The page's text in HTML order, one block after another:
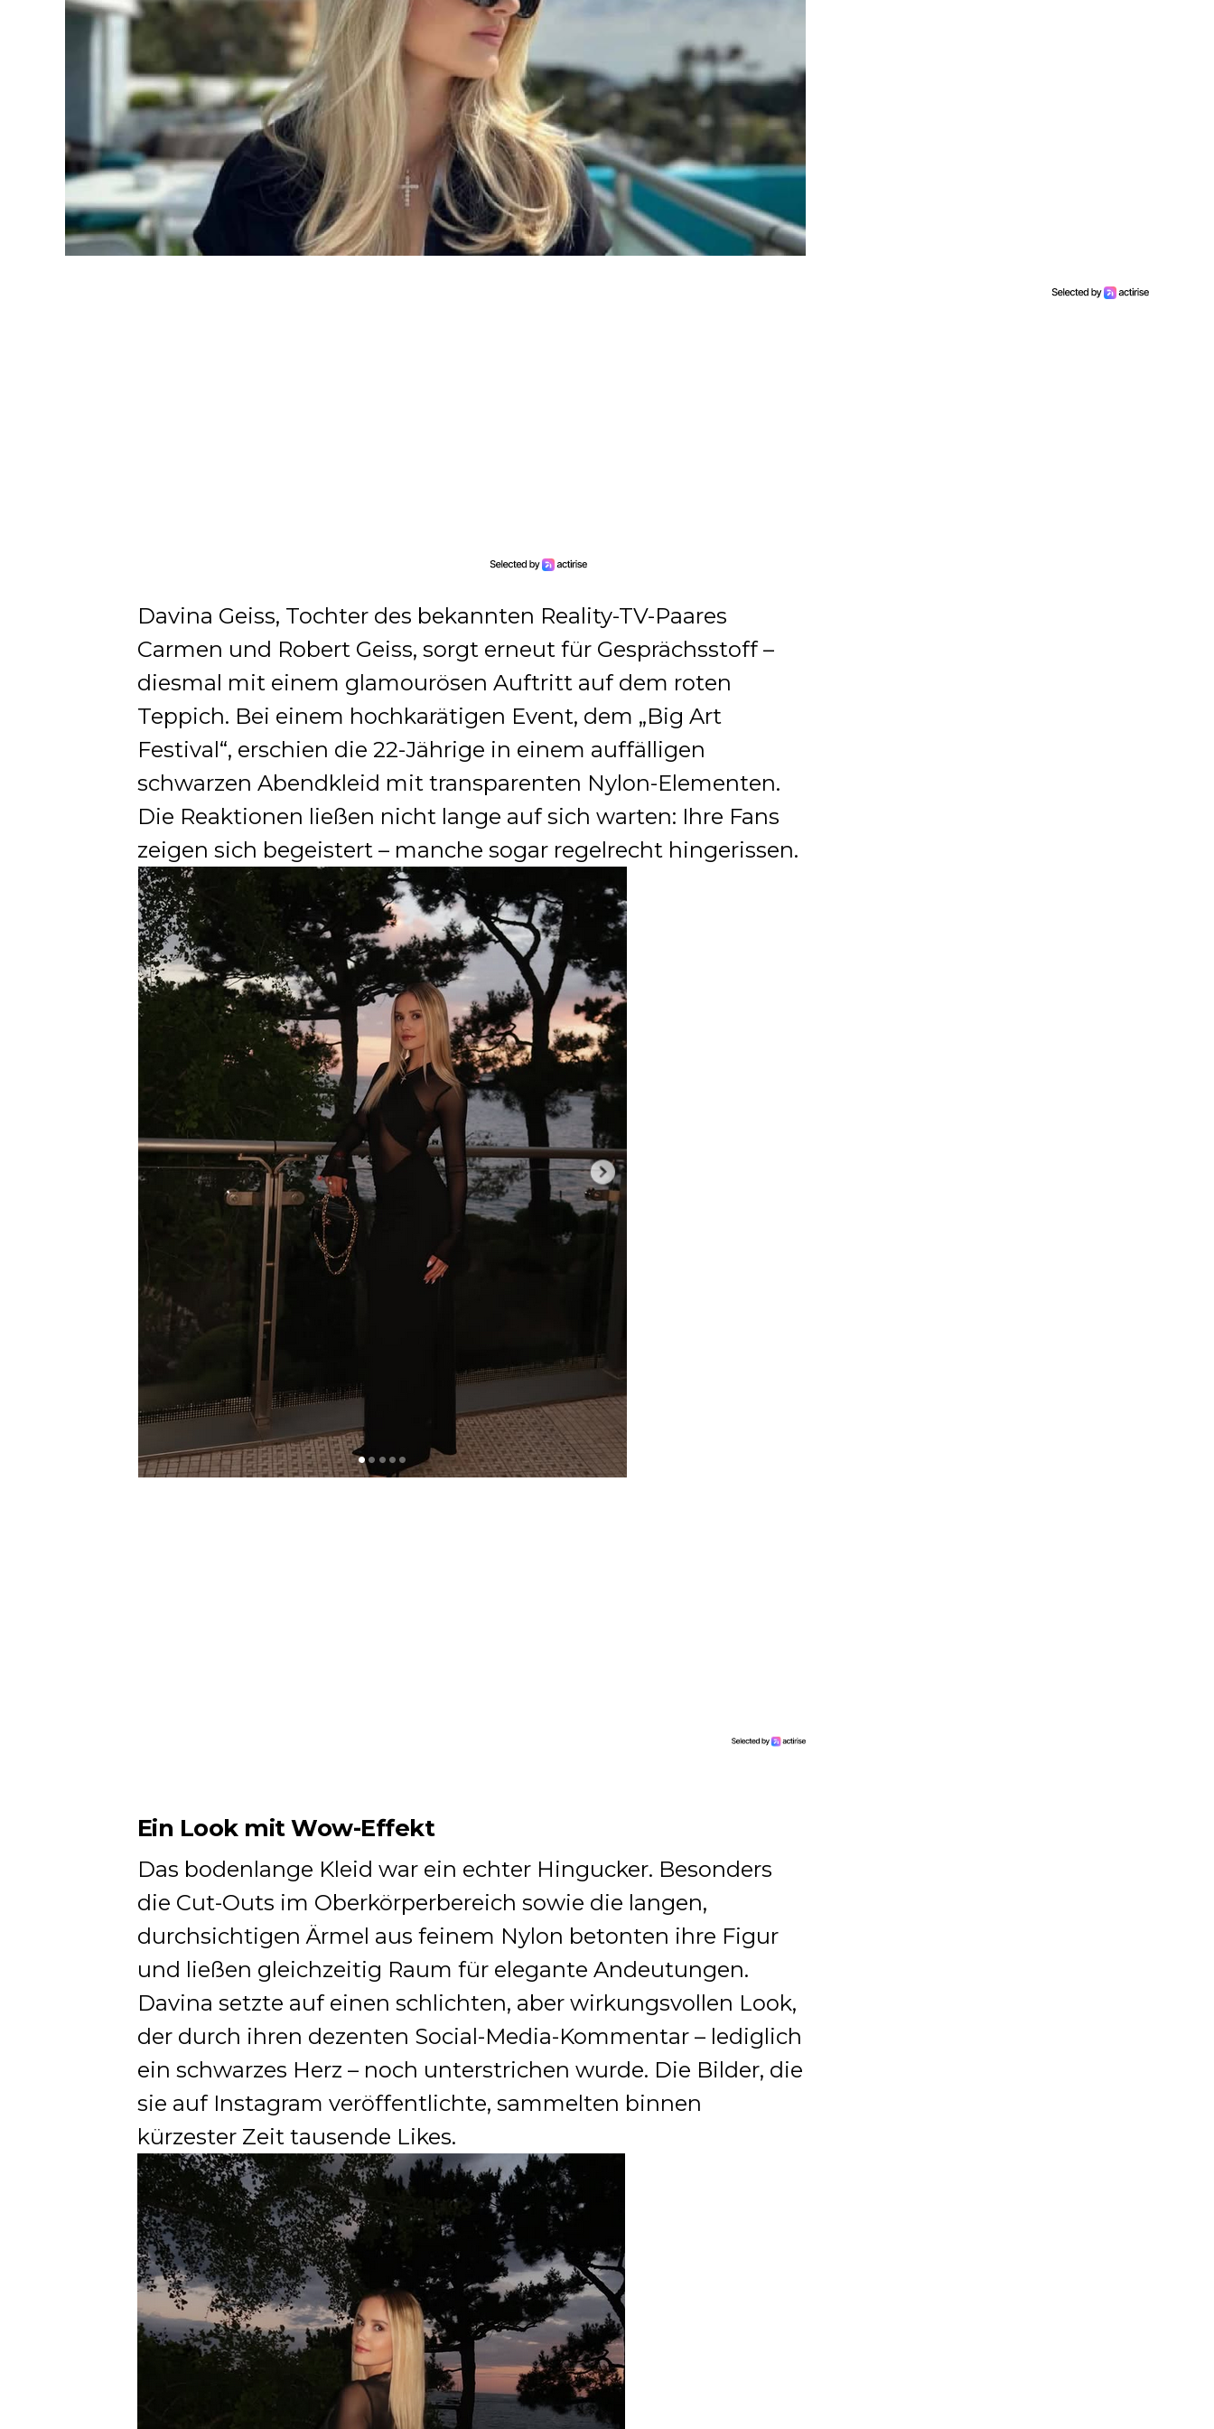
Davina Geiss, Tochter des bekannten Reality-TV-Paares
Carmen und Robert Geiss, sorgt erneut für Gesprächsstoff –
diesmal mit einem glamourösen Auftritt auf dem roten
Teppich. Bei einem hochkarätigen Event, dem „Big Art
Festival“, erschien die 22-Jährige in einem auffälligen
schwarzen Abendkleid mit transparenten Nylon-Elementen.
Die Reaktionen ließen nicht lange auf sich warten: Ihre Fans
zeigen sich begeistert – manche sogar regelrecht hingerissen.
Ein Look mit Wow-Effekt
Das bodenlange Kleid war ein echter Hingucker. Besonders
die Cut-Outs im Oberkörperbereich sowie die langen,
durchsichtigen Ärmel aus feinem Nylon betonten ihre Figur
und ließen gleichzeitig Raum für elegante Andeutungen.
Davina setzte auf einen schlichten, aber wirkungsvollen Look,
der durch ihren dezenten Social-Media-Kommentar – lediglich
ein schwarzes Herz – noch unterstrichen wurde. Die Bilder, die
sie auf Instagram veröffentlichte, sammelten binnen
kürzester Zeit tausende Likes.